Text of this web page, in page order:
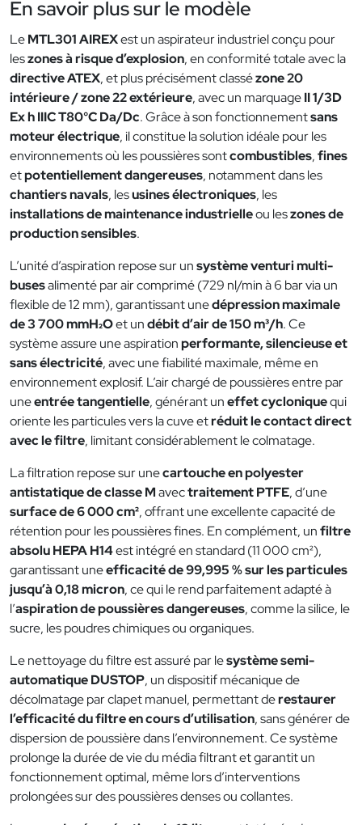
En savoir plus sur le modèle
LeMTL301 AIREXest un aspirateur industriel conçu pour
leszones à risque d’explosion, en conformité totale avec la
directive ATEX, et plus précisément classézone 20
intérieure / zone 22 extérieure, avec un marquageII 1/3D
Ex h IIIC T80°C Da/Dc. Grâce à son fonctionnementsans
moteur électrique, il constitue la solution idéale pour les
environnements où les poussières sontcombustibles,fines
etpotentiellement dangereuses, notamment dans les
chantiers navals, lesusines électroniques, les
installations de maintenance industrielleou leszones de
production sensibles.
L’unité d’aspiration repose sur unsystème venturi multi-
busesalimenté par air comprimé (729 nl/min à 6 bar via un
flexible de 12 mm), garantissant unedépression maximale
de 3 700 mmH₂Oet undébit d’air de 150 m³/h. Ce
système assure une aspirationperformante, silencieuse et
sans électricité, avec une fiabilité maximale, même en
environnement explosif. L’air chargé de poussières entre par
uneentrée tangentielle, générant uneffet cycloniquequi
oriente les particules vers la cuve etréduit le contact direct
avec le filtre, limitant considérablement le colmatage.
La filtration repose sur unecartouche en polyester
antistatique de classe Mavectraitement PTFE, d’une
surface de 6 000 cm², offrant une excellente capacité de
rétention pour les poussières fines. En complément, unfiltre
absolu HEPA H14est intégré en standard (11 000 cm²),
garantissant uneefficacité de 99,995 % sur les particules
jusqu’à 0,18 micron, ce qui le rend parfaitement adapté à
l’aspiration de poussières dangereuses, comme la silice, le
sucre, les poudres chimiques ou organiques.
Le nettoyage du filtre est assuré par lesystème semi-
automatique DUSTOP, un dispositif mécanique de
décolmatage par clapet manuel, permettant derestaurer
l’efficacité du filtre en cours d’utilisation, sans générer de
dispersion de poussière dans l’environnement. Ce système
prolonge la durée de vie du média filtrant et garantit un
fonctionnement optimal, même lors d’interventions
prolongées sur des poussières denses ou collantes.